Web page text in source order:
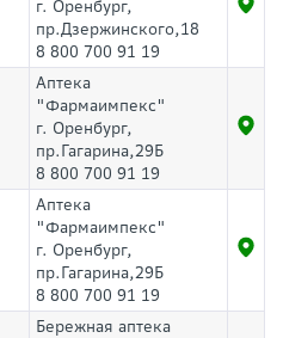
г. Оренбург,
пр.Дзержинского,18
8 800 700 91 19
Аптека
"Фармаимпекс"
г. Оренбург,
пр.Гагарина,29Б
8 800 700 91 19
Аптека
"Фармаимпекс"
г. Оренбург,
пр.Гагарина,29Б
8 800 700 91 19
Бережная аптека